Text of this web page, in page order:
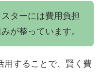
ターには費用負担
が整っています。
用することで、賢く費